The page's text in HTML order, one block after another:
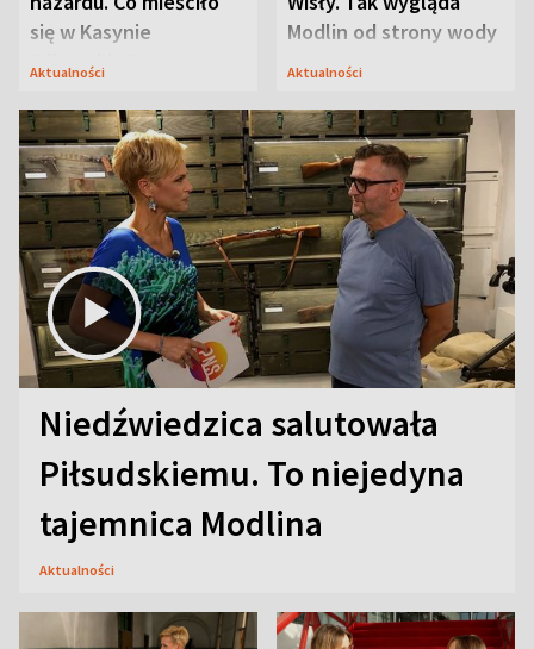
się w Kasynie
Oficerskim?
Aktualności
Modlin od strony wody
Aktualności
Niedźwiedzica salutowała
Piłsudskiemu. To niejedyna
tajemnica Modlina
Aktualności